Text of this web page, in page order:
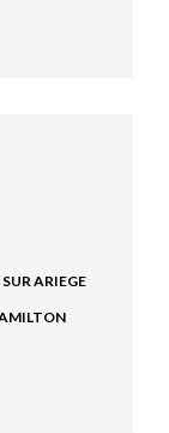
SUR ARIEGE